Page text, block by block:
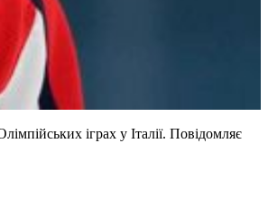
іграх у Італії. Повідомляє